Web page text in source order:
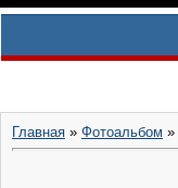
Главная » Фотоальбом »